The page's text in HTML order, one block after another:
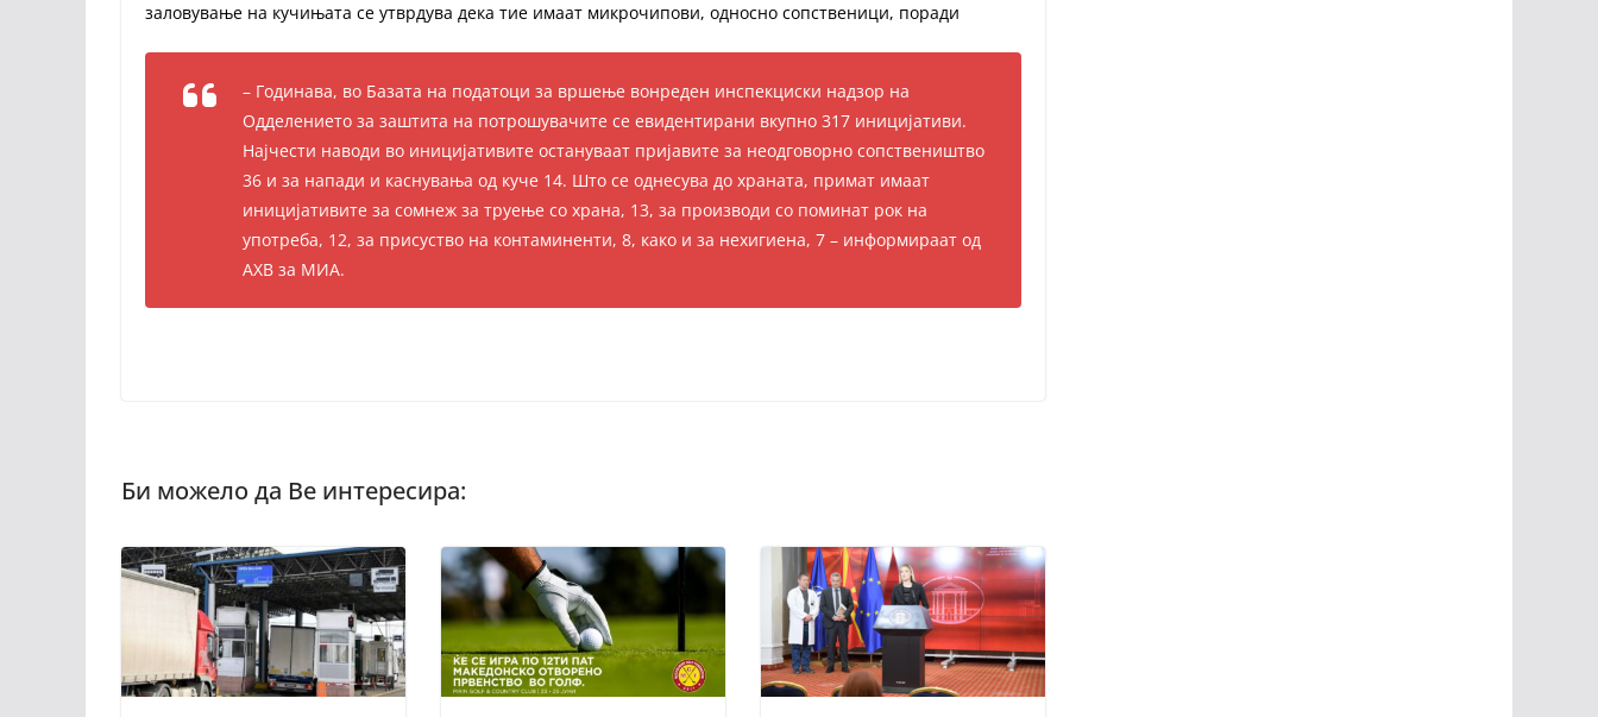
заловување на кучињата се утврдува дека тие имаат микрочипови, односно сопственици, поради
– Годинава, во Базата на податоци за вршење вонреден инспекциски надзор на
Одделението за заштита на потрошувачите се евидентирани вкупно 317 иницијативи.
Најчести наводи во иницијативите остануваат пријавите за неодговорно сопствеништво
36 и за напади и каснувања од куче 14. Што се однесува до храната, примат имаат
иницијативите за сомнеж за труење со храна, 13, за производи со поминат рок на
употреба, 12, за присуство на контаминенти, 8, како и за нехигиена, 7 – информираат од
АХВ за МИА.